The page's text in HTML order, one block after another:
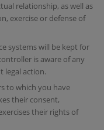
relationship, as well as
exercise or defense of
systems will be kept for
is aware of any
legal action.
to which you have
their consent,
their rights of